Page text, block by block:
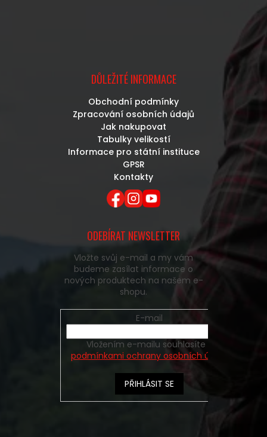
DŮLEŽITÉ INFORMACE
Obchodní podmínky
Zpracování osobních údajů
Jak nakupovat
Tabulky velikostí
Informace pro státní instituce
GPSR
Kontakty
ODEBÍRAT NEWSLETTER
Vložte svůj e-mail a my vám
budeme zasílat informace o
nových produktech na našem e-
shopu.
E-mail
podmínkami ochrany osobních údajů
PŘIHLÁSIT SE